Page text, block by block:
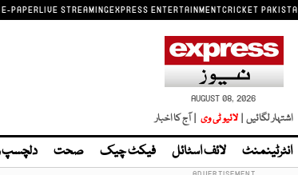
PAPERLIVE STREAMINGEXPRESS ENTERTAINMENTCRICKET
AUGUST 08, 2026
اشتہار لگائیں | لائیو ٹی وی | آج کا اخبار
انٹرٹینمنٹ لائف اسٹائل فیکٹ چیک صحت